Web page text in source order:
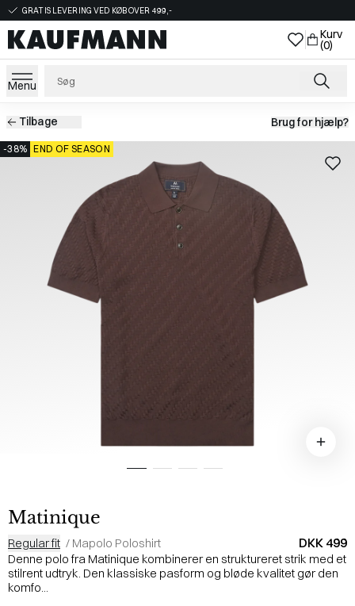
GRATIS LEVERING VED KØB OVER 499,-
Kurv
(0)
Menu
Tilbage Brug for hjælp?
-38% END OF SEASON
Matinique
Regular fit / Mapolo Poloshirt DKK 499
Denne polo fra Matinique kombinerer en struktureret strik med et
stilrent udtryk. Den klassiske pasform og bløde kvalitet gør den
komfo...